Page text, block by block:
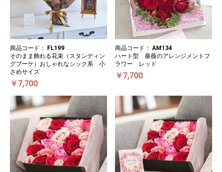
商品コード：
FL199
そのまま飾れる花束（スタンディン
グブーケ）おしゃれなシック系 小
さめサイズ
￥7,700
商品コード： AM134
ハート型 薔薇のアレンジメントフ
ラワー レッド
￥7,700